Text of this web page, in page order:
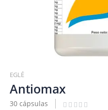
al
comienzo
de
la
EGLÉ
Antiomax
30 cápsulas